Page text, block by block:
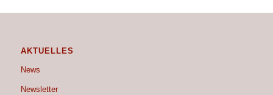
AKTUELLES
News
Newsletter